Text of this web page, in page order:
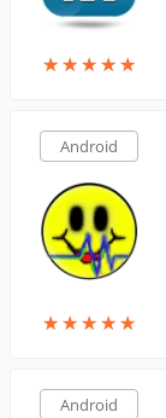
★★★★★
★★★★★
Android
★★★★★
★★★★★
Android